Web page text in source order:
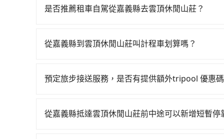
到末班車23:39，雲林-台中一天最多僅28班次，
每人票價230元，再用10分鐘出站、等待車站前
難度是雙北大城市的200倍。縱使幸運攔到一輛小
馬上來預約tripool！
是否推薦租車自駕從嘉義縣去雲頂休閒山莊？
天就要來回，那在嘉義路邊可隨租隨借的iRent應
時40元路邊停車費用預估進去，但額外的汽車保
的車門仍未被修理，每一次租車都好像在開樂透
從嘉義縣到雲頂休閒山莊叫計程車划算嗎？
近的計程車隊，如慈嘉計程汽車、佳林計程汽車
倍之多。如果當天或隔天也要原路返回，雲頂休
預定旅步接送服務，是否有提供額外tripool 優惠碼
價錢更優惠」，即可獲取回程95折折價券，供您預
從嘉義縣抵達雲頂休閒山莊前中途可以新增短暫停